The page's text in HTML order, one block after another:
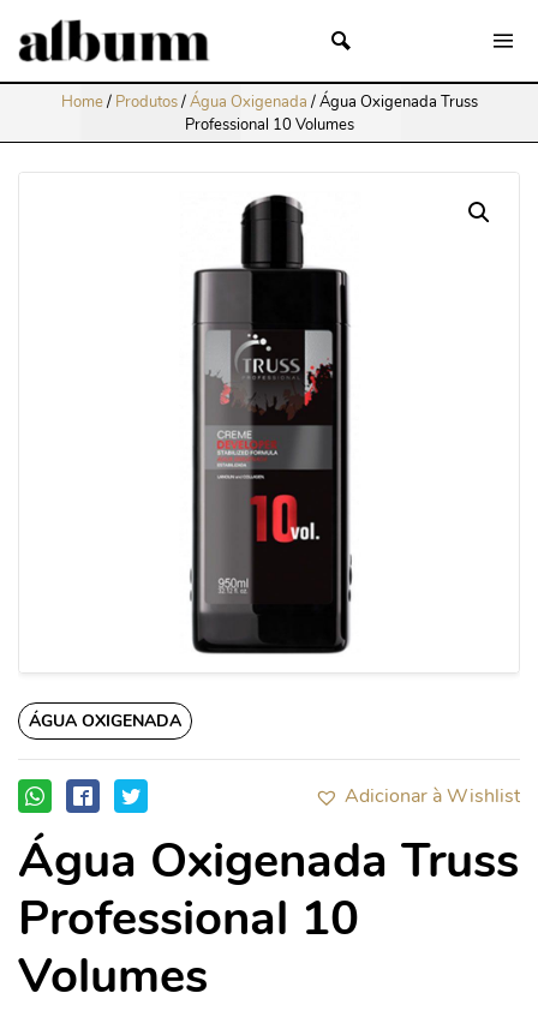
Home/ Produtos/Água Oxigenada /Água Oxigenada Truss
Professional 10 Volumes
ÁGUA OXIGENADA
Adicionar à Wishlist
Água Oxigenada Truss
Professional 10
Volumes